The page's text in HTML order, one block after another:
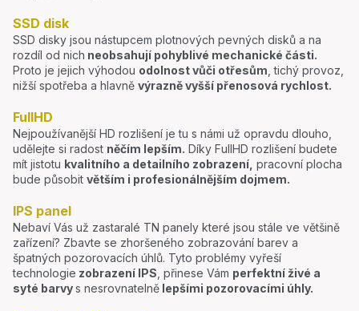
SSD disk
SSD disky jsou nástupcem plotnových pevných disků a na
rozdíl od nich neobsahují pohyblivé mechanické části.
Proto je jejich výhodou odolnost vůči otřesům, tichý provoz,
nižší spotřeba a hlavně výrazně vyšší přenosová rychlost.
FullHD
Nejpoužívanější HD rozlišení je tu s námi už opravdu dlouho,
udělejte si radost něčím lepším. Díky FullHD rozlišení budete
mít jistotu kvalitního a detailního zobrazení, pracovní plocha
bude působit větším i profesionálnějším dojmem.
IPS panel
Nebaví Vás už zastaralé TN panely které jsou stále ve většině
zařízení? Zbavte se zhoršeného zobrazování barev a
špatných pozorovacích úhlů. Tyto problémy vyřeší
technologie zobrazení IPS, přinese Vám perfektní živé a
syté barvys nesrovnatelně lepšími pozorovacími úhly.